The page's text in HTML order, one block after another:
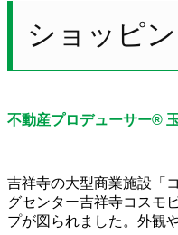
ショッピ
不動産プロデューサー®
吉祥寺の大型商業施設「
グセンター吉祥寺コスモ
プが図られました。外観